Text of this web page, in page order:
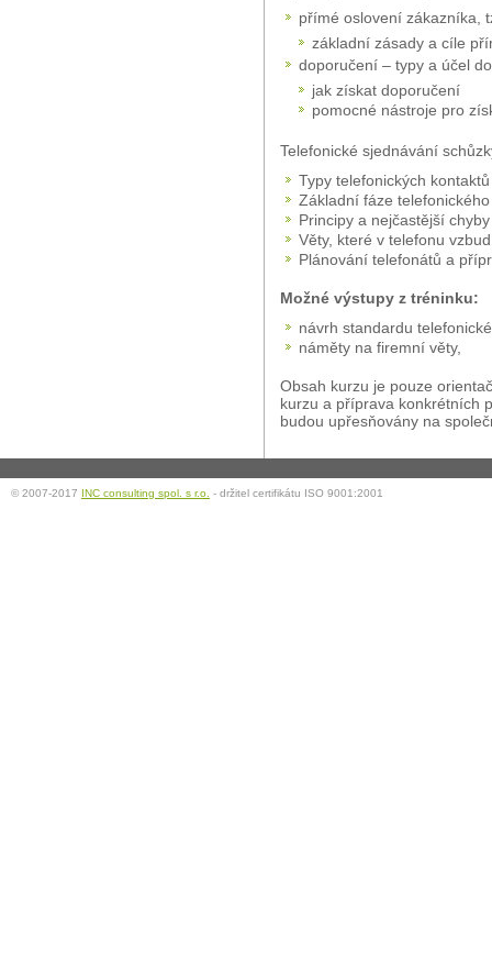
přímé oslovení zákazníka,
základní zásady a cíle
doporučení – typy a účel
jak získat doporučení
pomocné nástroje pro
Telefonické sjednávání
Typy telefonických kontaktů
Základní fáze
Principy a nejčastější
Věty, které v telefonu
Plánování telefonátů a
Možné výstupy z tréninku:
návrh standardu
náměty na firemní věty,
Obsah kurzu je pouze
kurzu a příprava konkrétních
budou upřesňovány na
© 2007-2017 INC consulting spol. s r.o. - držitel certifikátu ISO 9001:2001